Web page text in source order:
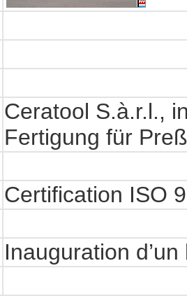
Ceratool S.à.r.l.,
Fertigung für
Certification ISO
Inauguration